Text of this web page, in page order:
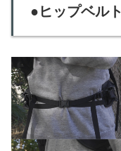
●ヒップベルト